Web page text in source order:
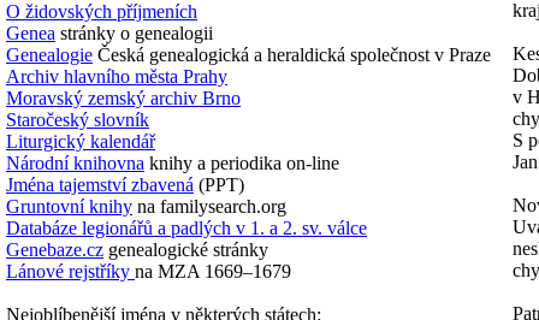
O židovských příjmeních
Genea stránky o genealogii
Genealogie Česká genealogická a heraldická společnost v Praze
Archiv hlavního města Prahy
Moravský zemský archiv Brno
Staročeský slovník
Liturgický kalendář
Národní knihovna knihy a periodika on-line
Jména tajemství zbavená (PPT)
Gruntovní knihy na familysearch.org
Databáze legionářů a padlých v 1. a 2. sv. válce
Genebaze.cz genealogické stránky
Lánové rejstříky na MZA 1669–1679
Nejoblíbenější jména v některých státech:
v
S